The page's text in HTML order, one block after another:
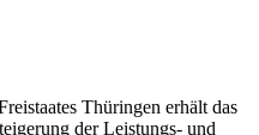
Thüringen erhält das
der Leistungs- und